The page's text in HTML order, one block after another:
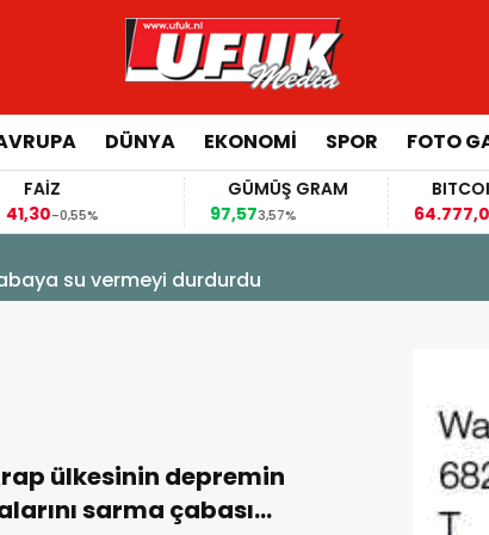
DÜNYA EKONOMI SPOR FOTO
-0,55%
GÜMÜŞ GRAM
97,573,57%
BITCOIN
64.777,00-
su vermeyi durdurdu
ülkesinin depremin
sarma çabası